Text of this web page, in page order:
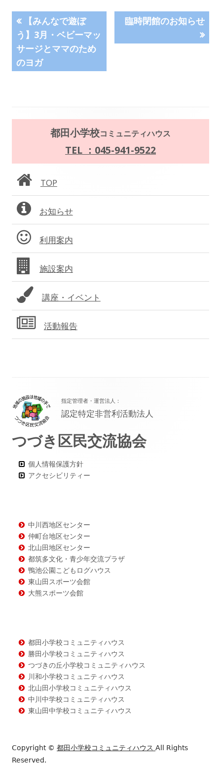
投
稿
ナ
ョ
ン
前
の
記
事:
【みんなで遊ぼ
う】3月・ベビーマッ
サージとママのため
のヨガ
次
臨時閉館のお知らせ
ン
サ
イ
ド
バ
ー
都田小学校コミュニティハウス
TEL ：045-941-9522
TOP
お知らせ
利用案内
施設案内
講座・イベント
活動報告
ッ
タ
ー・
ン
ツ
指定管理者・運営法人：
認定特定非営利活動法人
つづき区民交流協会
個人情報保護方針
アクセシビリティー
中川西地区センター
仲町台地区センター
北山田地区センター
都筑多文化・青少年交流プラザ
鴨池公園こどもログハウス
東山田スポーツ会館
大熊スポーツ会館
都田小学校コミュニティハウス
勝田小学校コミュニティハウス
つづきの丘小学校コミュニティハウス
川和小学校コミュニティハウス
北山田小学校コミュニティハウス
中川中学校コミュニティハウス
東山田中学校コミュニティハウス
Copyright © 都田小学校コミュニティハウス All Rights
Reserved.